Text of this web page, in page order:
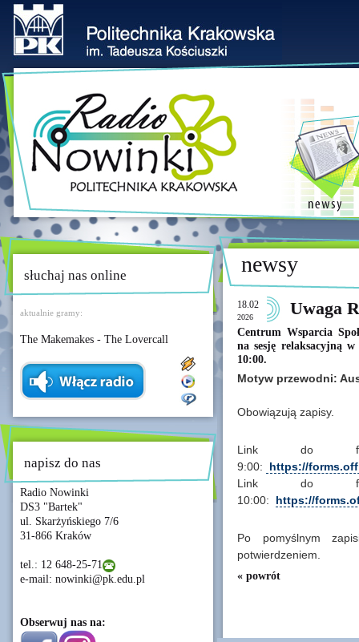
słuchaj nas online
aktualnie gramy:
The Makemakes - The Lovercall
napisz do nas
Radio Nowinki
DS3 "Bartek"
ul. Skarżyńskiego 7/6
31-866 Kraków
tel.: 12 648-25-71
e-mail: nowinki@pk.edu.pl
Obserwuj nas na:
newsy
18.02
2026 Uwaga
Centrum Wsparcia
na sesję relaksacyjną
10:00.
Motyw przewodni:
Obowiązują zapisy.
Link do
9:00:
https://
Link do
10:00: https://
Po pomyślnym
potwierdzeniem.
« powrót